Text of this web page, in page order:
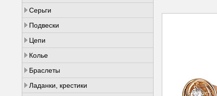
Серьги
Подвески
Цепи
Колье
Браслеты
Ладанки, крестики